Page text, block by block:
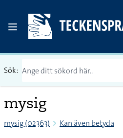
Sök:
mysig
mysig (02363) Kan även betyda